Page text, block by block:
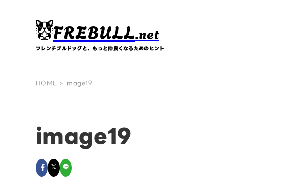
FREBULL.net
フレンチブルドッグと、もっと仲良くなるためのヒント
HOME > image19
image19